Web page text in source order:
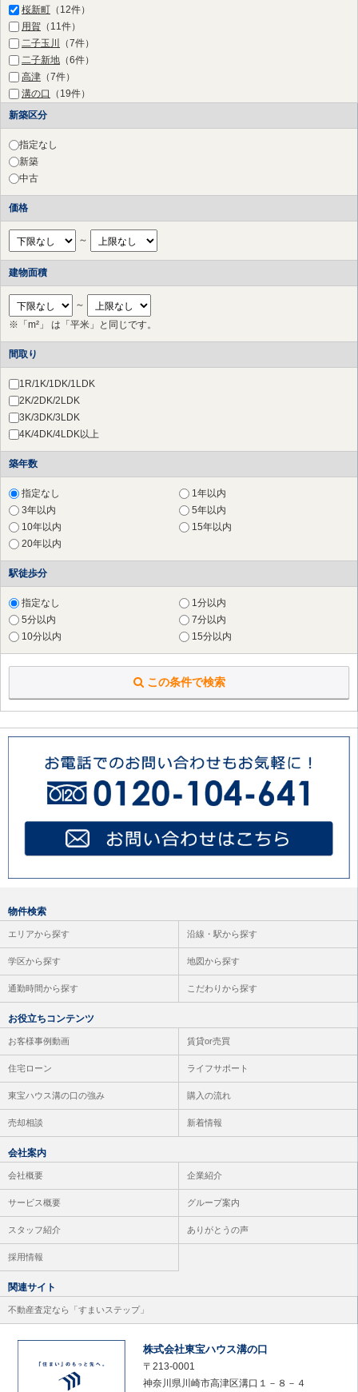
桜新町 （12件）
用賀 （11件）
二子玉川
（7件）
二子新地 （6件）
高津 （7件）
溝の口
（19件）
梶が谷
宮崎台（18件）
宮前平（28件）
鷺沼
たまプラーザ
あざみ野（15件）
江田
市が尾（4件）
藤が丘（7件）
青葉台（9件）
田奈（7件）
長津田（2件）
すずかけ台
（1件）
つきみ野 （2件）
中央林間（1件）
新築区分
指定なし
新築
中古
価格
～
建物面積
～
※「m²」 は「平米」と同じです。
間取り
1R/1K/1DK/1LDK
2K/2DK/2LDK
3K/3DK/3LDK
4K/4DK/4LDK以上
築年数
指定なし
1年以内
3年以内
5年以内
10年以内
15年以内
20年以内
駅徒歩分
指定なし
1分以内
5分以内
7分以内
10分以内
15分以内
この条件で検索
物件検索
エリアから探す 沿線・駅から探す
学区から探す 地図から探す
通勤時間から探す こだわりから探す
お役立ちコンテンツ
お客様事例動画 賃貸or売買
住宅ローン ライフサポート
東宝ハウス溝の口の強み 購入の流れ
売却相談 新着情報
会社案内
会社概要 企業紹介
サービス概要 グループ案内
スタッフ紹介 ありがとうの声
採用情報
関連サイト
不動産査定なら「すまいステップ」
株式会社東宝ハウス溝の口
〒213-0001
神奈川県川崎市高津区溝口１－８－４